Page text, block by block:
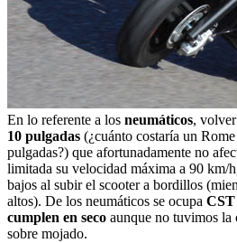
En lo referente a los neumáticos,
10 pulgadas (¿cuánto costaría un
pulgadas?) que afortunadamente no
limitada su velocidad máxima a 90 km/
bajos al subir el scooter a bordillos
altos). De los neumáticos se ocupa CST
cumplen en seco aunque no tuvimos la
sobre mojado.